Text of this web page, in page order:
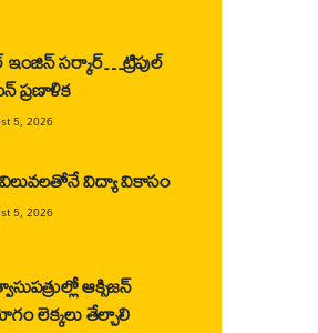
ఇంజిన్ సర్కార్…ట్రిపుల్
ప్రణాళిక
5, 2026
విద్యా వికాసం
5, 2026
ఆక్సిజన్
లెక్కలు తేల్చాలి